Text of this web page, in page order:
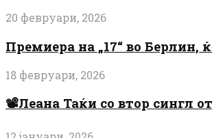
20 февруари, 2026
Премиера на „17“ во Берлин,
18 февруари, 2026
📽️Леана Таќи со втор сингл